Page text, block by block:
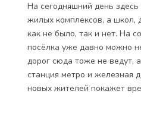
На сегодняшний день
жилых комплексов, а школ,
как не было, так и нет. На
посёлка уже давно можно
дорог сюда тоже не ведут,
станция метро и железная
новых жителей покажет